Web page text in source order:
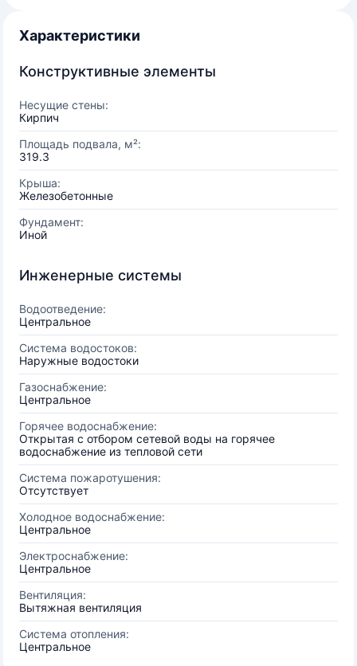
Характеристики
Конструктивные элементы
Несущие стены:
Кирпич
Площадь подвала, м²:
319.3
Крыша:
Железобетонные
Фундамент:
Иной
Инженерные системы
Водоотведение:
Центральное
Система водостоков:
Наружные водостоки
Газоснабжение:
Центральное
Горячее водоснабжение:
Открытая с отбором сетевой воды на горячее
водоснабжение из тепловой сети
Система пожаротушения:
Отсутствует
Холодное водоснабжение:
Центральное
Электроснабжение:
Центральное
Вентиляция:
Вытяжная вентиляция
Система отопления:
Центральное